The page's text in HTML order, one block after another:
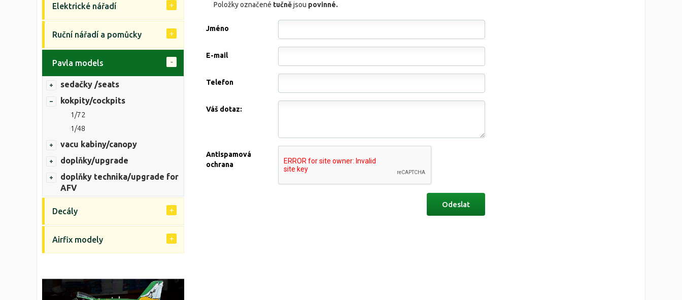
Položky označené tučnějsou povinné.
Jméno
E-mail
Telefon
Váš dotaz:
Antispamová
ochrana
Elektrické nářadí
Ruční nářadí a pomůcky
Pavla models
sedačky /seats
kokpity/cockpits
1/72
1/48
vacu kabiny/canopy
doplňky/upgrade
doplňky technika/upgrade for
AFV
Decály
Airfix modely